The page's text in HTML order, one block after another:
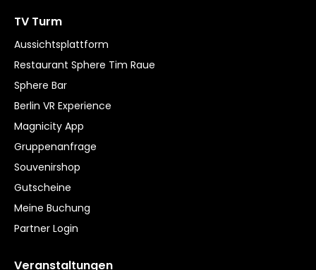
TV Turm
Aussichtsplattform
Restaurant Sphere Tim Raue
Sphere Bar
Berlin VR Experience
Magnicity App
Gruppenanfrage
Souvenirshop
Gutscheine
Meine Buchung
Partner Login
Veranstaltungen